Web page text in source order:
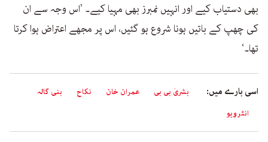
بھی دستیاب کیے اور انہیں نمبرز بھی مہیا کیے۔ ’اس وجہ سے ان
کی چھپ کے باتیں ہونا شروع ہو گئیں، اس پر مجھے اعتراض ہوا کرتا
تھا۔‘
اسی بارے میں: بشریٰ بی بی عمران خان نکاح
بنی گالہ
انٹرویو